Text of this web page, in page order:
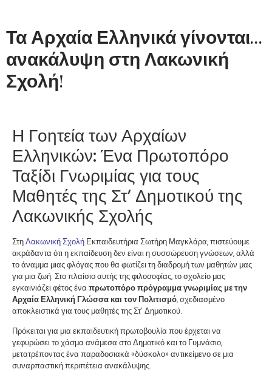
Τα Αρχαία Ελληνικά γίνονται…
ανακάλυψη στη Λακωνική
Σχολή!
Η Γοητεία των Αρχαίων
Ελληνικών: Ένα Πρωτοπόρο
Ταξίδι Γνωριμίας για τους
Μαθητές της Στ’ Δημοτικού της
Λακωνικής Σχολής
ΣτηΛακωνική Σχολή Εκπαιδευτήρια Σωτήρη Μαγκλάρα, πιστεύουμε
ακράδαντα ότι η εκπαίδευση δεν είναι η συσσώρευση γνώσεων, αλλά
το άναμμα μιας φλόγας που θα φωτίζει τη διαδρομή των μαθητών μας
για μια ζωή. Στο πλαίσιο αυτής της φιλοσοφίας, το σχολείο μας
εγκαινιάζει φέτος ένα πρωτοπόρο πρόγραμμα γνωριμίας με την
Αρχαία Ελληνική Γλώσσα και τον Πολιτισμό, σχεδιασμένο
αποκλειστικά για τους μαθητές της Στ’ Δημοτικού.
Πρόκειται για μια εκπαιδευτική πρωτοβουλία που έρχεται να
γεφυρώσει το χάσμα ανάμεσα στο Δημοτικό και το Γυμνάσιο,
μετατρέποντας ένα παραδοσιακά «δύσκολο» αντικείμενο σε μια
συναρπαστική περιπέτεια ανακάλυψης.